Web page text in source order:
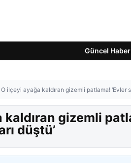
Güncel
O ilçeyi ayağa kaldıran gizemli patlama! ‘Evler
gizemli
düştü’